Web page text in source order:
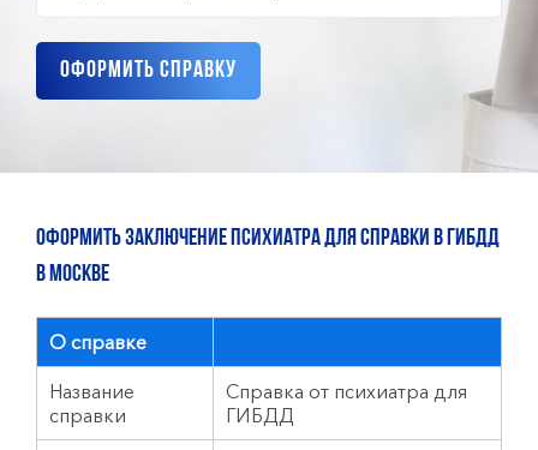
Оформить справку
ОФОРМИТЬ ЗАКЛЮЧЕНИЕ ПСИХИАТРА ДЛЯ СПРАВКИ В ГИБДД
в Москве
О справке
Название
справки
Справка от психиатра для
ГИБДД